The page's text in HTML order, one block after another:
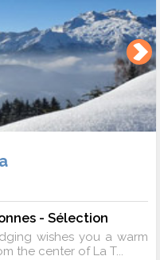
- Sélection
wishes you a warm
the center of La T...